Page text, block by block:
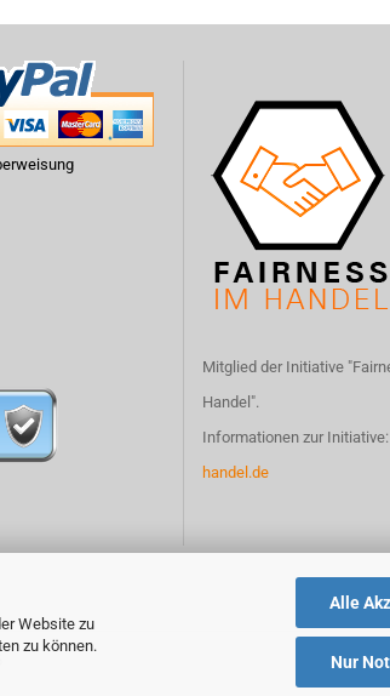
Website zu
zu können.
Alle
Nur
Mitglied der Initiative
Handel".
Informationen zur Initiative:
handel.de